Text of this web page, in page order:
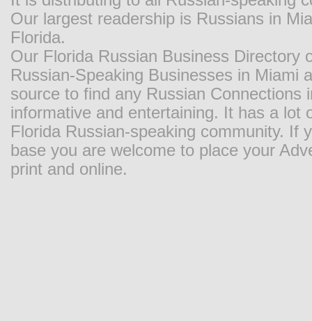
Our largest readership is Russians in
Florida.
Our Florida Russian Business Directory
Russian-Speaking Businesses in Miami
source to find any Russian
informative and entertaining. It has a
Florida Russian-speaking community. If
base you are welcome to place your
print and online.